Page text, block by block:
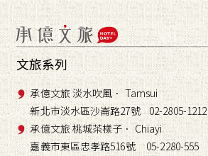
文旅系列
承億文旅 淡水吹風． Tamsui
新北市淡水區沙崙路27號 02-2805-1212
承億文旅 桃城茶樣子． Chiayi
嘉義市東區忠孝路516號 05-2280-555